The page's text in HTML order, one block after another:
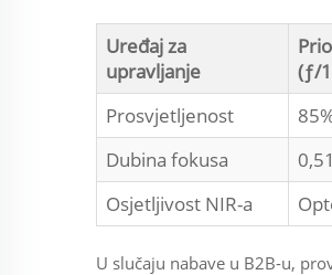
Uređaj za
upravljanje
(ƒ/
Prosvjetljenost
Dubina fokusa
Osjetljivost NIR-a
U slučaju nabave u B2B-u,